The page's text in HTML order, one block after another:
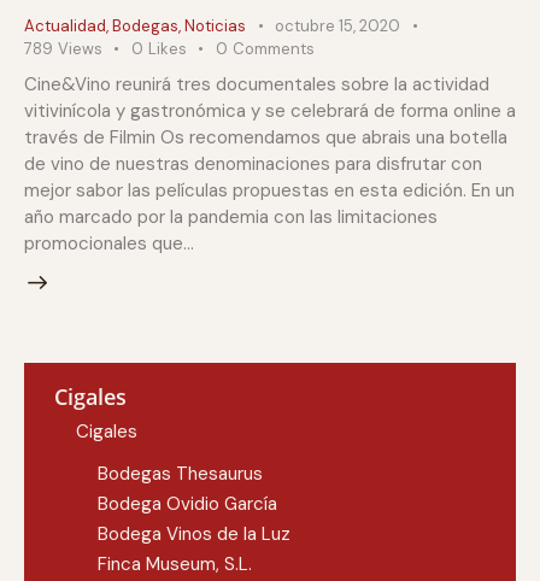
Actualidad,Bodegas,Noticias
octubre 15, 2020
789 Views 0 Likes 0 Comments
Cine&Vino reunirá tres documentales sobre la actividad
vitivinícola y gastronómica y se celebrará de forma online a
través de Filmin Os recomendamos que abrais una botella
de vino de nuestras denominaciones para disfrutar con
mejor sabor las películas propuestas en esta edición. En un
año marcado por la pandemia con las limitaciones
promocionales que…
Cigales
Cigales
Bodegas Thesaurus
Bodega Ovidio García
Bodega Vinos de la Luz
Finca Museum, S.L.